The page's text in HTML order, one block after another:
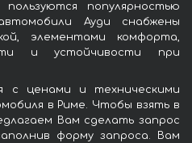
популярностью
Ауди снабжены
элементами комфорта,
и устойчивости при
с ценами и техническими
в Риме. Чтобы взять в
Вам сделать запрос
форму запроса. Вам